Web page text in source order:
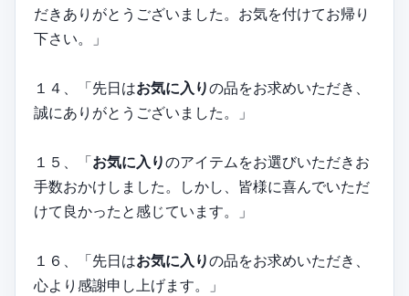
だきありがとうございました。お気を付けてお帰り
下さい。」
１４、「先日はお気に入りの品をお求めいただき、
誠にありがとうございました。」
１５、「お気に入りのアイテムをお選びいただきお
手数おかけしました。しかし、皆様に喜んでいただ
けて良かったと感じています。」
１６、「先日はお気に入りの品をお求めいただき、
心より感謝申し上げます。」